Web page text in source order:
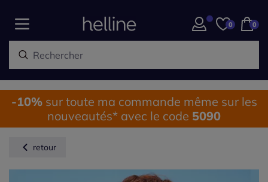
0 0
-10%sur toute ma commande même sur les
nouveautés* avec le code 5090
retour